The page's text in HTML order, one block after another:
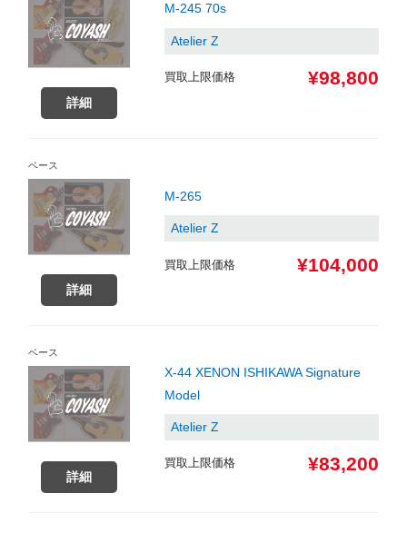
詳細
M-245 70s
Atelier Z
買取上限価格 ¥98,800
ベース
詳細
M-265
Atelier Z
買取上限価格 ¥104,000
ベース
詳細
X-44 XENON ISHIKAWA Signature
Model
Atelier Z
買取上限価格 ¥83,200